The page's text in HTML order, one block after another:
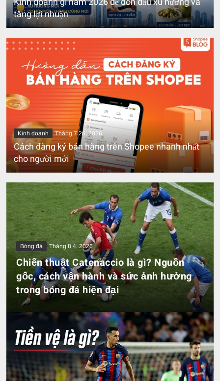
tăng lợi nhuận
Kinh doanh Tháng 7 26, 2026
Cách đăng ký bán hàng trên Shopee nhanh nhất
cho người mới
Bóng đá Tháng 8 4, 2026
Chiến thuật Catenaccio là gì? Nguồn
gốc, cách vận hành và sức ảnh hưởng
trong bóng đá hiện đại